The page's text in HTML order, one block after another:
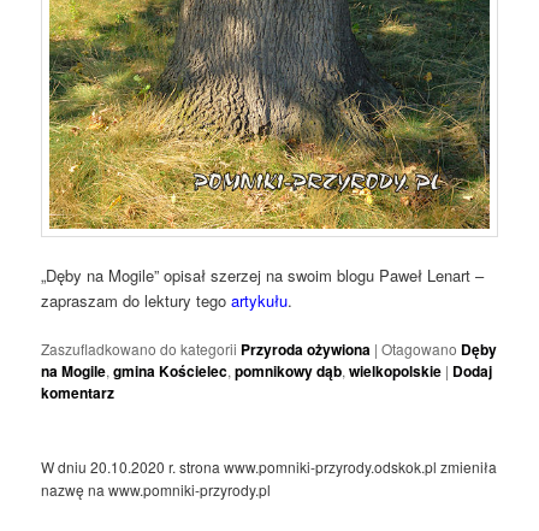
„Dęby na Mogile” opisał szerzej na swoim blogu Paweł Lenart –
zapraszam do lektury tegoartykułu.
Zaszufladkowano do kategorii Przyroda ożywiona |Otagowano Dęby
na Mogile,gmina Kościelec,pomnikowy dąb,wielkopolskie | Dodaj
komentarz
W dniu 20.10.2020 r. strona www.pomniki-przyrody.odskok.pl zmieniła
nazwę na www.pomniki-przyrody.pl